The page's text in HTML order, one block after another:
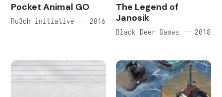
Pocket Animal GO
Ru3ch initiative — 2016
The Legend of
Janosik
Black Deer Games — 2018